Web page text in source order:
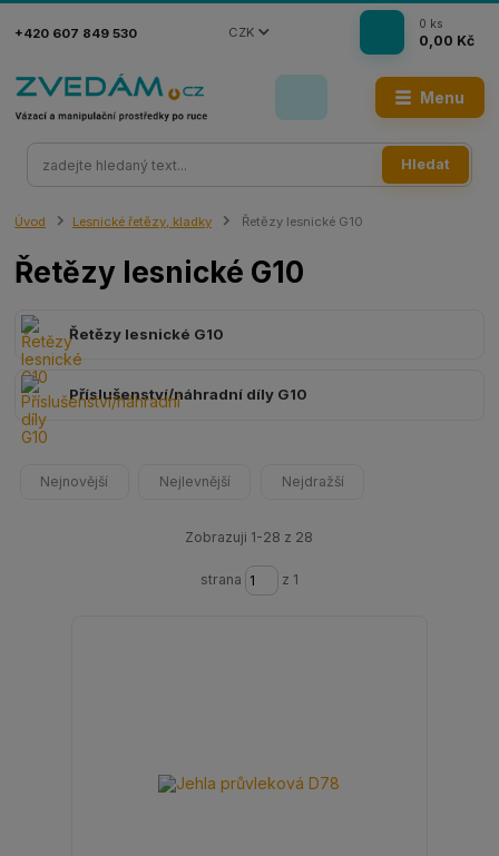
Menu
CZK
Hledat
+420 607 849 530
0 ks
0,00 Kč
Úvod Lesnické řetězy, kladky Řetězy lesnické G10
Řetězy lesnické G10
Řetězy lesnické G10
Příslušenství/náhradní díly G10
Nejnovější Nejlevnější Nejdražší
Zobrazuji 1-28 z 28
strana z 1